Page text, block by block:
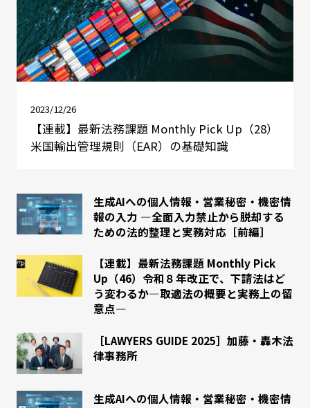
2023/12/26
【連載】最新法務課題 Monthly Pick Up（28）
米国輸出管理規則（EAR）の基礎知識
生成AIへの個人情報・営業秘密・機密情
報の入力 ―全面入力禁止から脱却する
ための法的整理と実務対応［前編］
【連載】最新法務課題 Monthly Pick
Up（46）令和８年改正で、下請法はど
う変わるか―取適法の概要と実務上の留
意点―
［LAWYERS GUIDE 2025］加藤・轟木法
律事務所
生成AIへの個人情報・営業秘密・機密情